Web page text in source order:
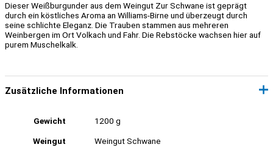
Dieser Weißburgunder aus dem Weingut Zur Schwane ist geprägt
durch ein köstliches Aroma an Williams-Birne und überzeugt durch
seine schlichte Eleganz. Die Trauben stammen aus mehreren
Weinbergen im Ort Volkach und Fahr. Die Rebstöcke wachsen hier auf
purem Muschelkalk.
Zusätzliche Informationen
Gewicht 1200 g
Weingut Weingut Schwane